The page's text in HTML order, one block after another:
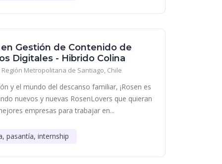
Gestión de Contenido de
Digitales - Hibrido Colina
Región Metropolitana de Santiago, Chile
y el mundo del descanso familiar, ¡Rosen es
nuevos y nuevas RosenLovers que quieran
empresas para trabajar en...
pasantía, internship